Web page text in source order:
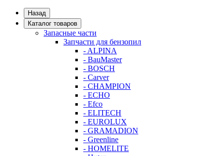
Назад
Каталог товаров
Запасные части
Запчасти для бензопил
- ALPINA
- BauMaster
- BOSCH
- Carver
- CHAMPION
- ECHO
- Efco
- ELITECH
- EUROLUX
- GRAMADION
- Greenline
- HOMELITE